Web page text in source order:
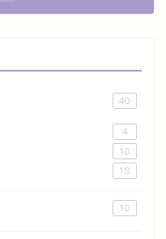
40
4
18
18
10